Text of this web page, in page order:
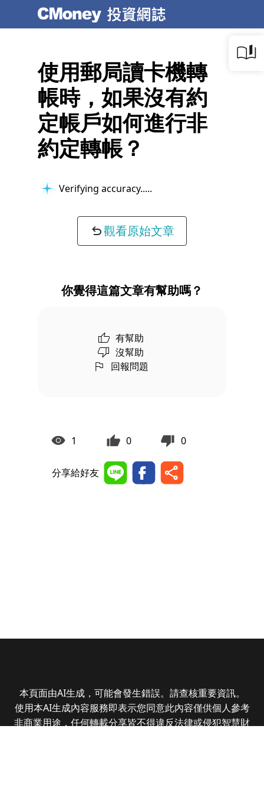
使用郵局讀卡機轉
帳時，如果沒有約
定帳戶如何進行非
約定轉帳？
Verifying accuracy...
觀看原始文章
你覺得這篇文章有幫助嗎？
有幫助
沒幫助
回報問題
1 0 0
分享給好友
本頁面由AI生成，可能會發生錯誤。請查核重要資訊。
使用本AI生成內容服務即表示您同意此內容僅供個人參考
非商業用途，任何轉載分享皆不得違反法律或侵犯智慧財